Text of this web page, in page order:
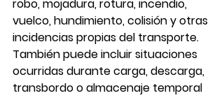
robo, mojadura, rotura, incendio,
vuelco, hundimiento, colisión y otras
incidencias propias del transporte.
También puede incluir situaciones
ocurridas durante carga, descarga,
transbordo o almacenaje temporal